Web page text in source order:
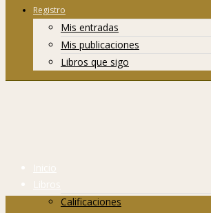
Registro
Mis entradas
Mis publicaciones
Libros que sigo
Inicio
Libros
Calificaciones